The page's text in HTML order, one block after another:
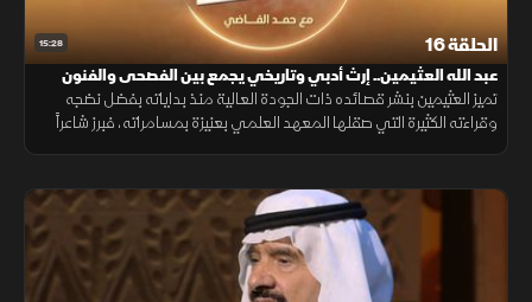
15:28 الحلقة 16
عبد الله العثيمين.. إرث أدبي وتاريخي يجمع بين الفصحى والفنون
الشعبية
تميز العثيمين بنشر قصائده ذات الجودة العالية منذ بداياته بفضل نضجه
وقراءته الكثيرة التي صقلها المعهد العلمي بعنيزة بمسامراته، فبرز شاعراً